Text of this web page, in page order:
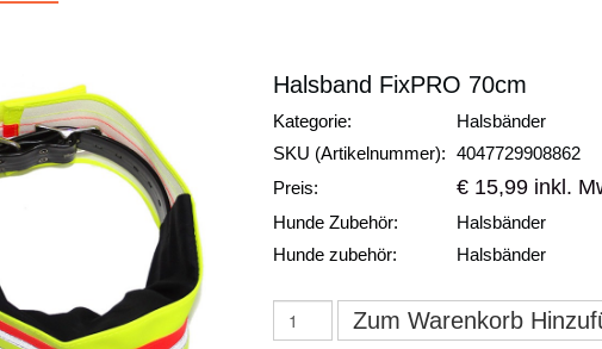
Halsband FixPRO 70cm
Kategorie:
Halsbänder
SKU (Artikelnummer): 4047729908862
Preis:
€ 15,99 inkl.
Hunde Zubehör:
Halsbänder
Hunde zubehör:
Halsbänder
Zum Warenkorb